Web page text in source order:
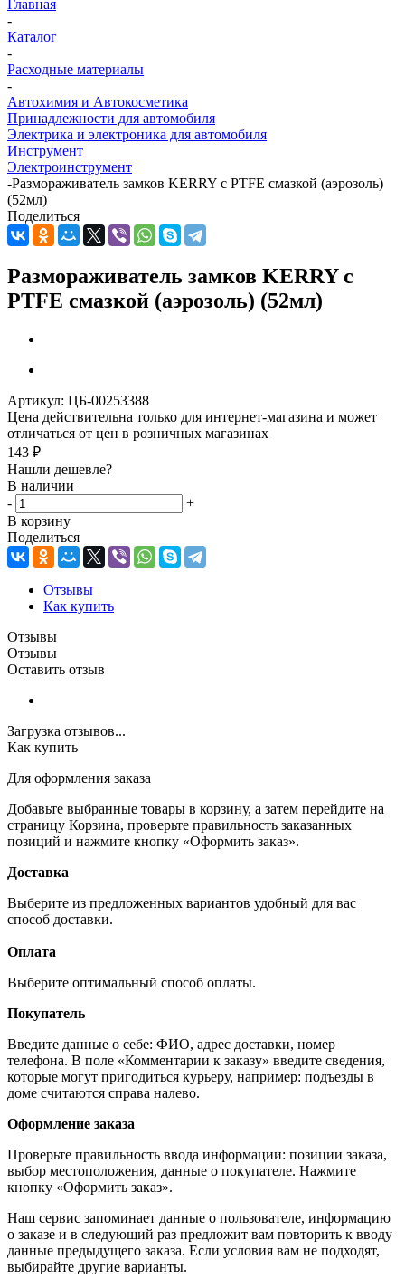
Главная
-
Каталог
-
Расходные материалы
-
Автохимия и Автокосметика
Принадлежности для автомобиля
Электрика и электроника для автомобиля
Инструмент
Электроинструмент
-Размораживатель замков KERRY с PTFE смазкой (аэрозоль)
(52мл)
Поделиться
Размораживатель замков KERRY с
PTFE смазкой (аэрозоль) (52мл)
Артикул: ЦБ-00253388
Цена действительна только для интернет-магазина и может
отличаться от цен в розничных магазинах
143 ₽
Нашли дешевле?
В наличии
-
+
В корзину
Поделиться
Отзывы
Как купить
Отзывы
Отзывы
Оставить отзыв
Загрузка отзывов...
Как купить
Для оформления заказа
Добавьте выбранные товары в корзину, а затем перейдите на
страницу Корзина, проверьте правильность заказанных
позиций и нажмите кнопку «Оформить заказ».
Доставка
Выберите из предложенных вариантов удобный для вас
способ доставки.
Оплата
Выберите оптимальный способ оплаты.
Покупатель
Введите данные о себе: ФИО, адрес доставки, номер
телефона. В поле «Комментарии к заказу» введите сведения,
которые могут пригодиться курьеру, например: подъезды в
доме считаются справа налево.
Оформление заказа
Проверьте правильность ввода информации: позиции заказа,
выбор местоположения, данные о покупателе. Нажмите
кнопку «Оформить заказ».
Наш сервис запоминает данные о пользователе, информацию
о заказе и в следующий раз предложит вам повторить к вводу
данные предыдущего заказа. Если условия вам не подходят,
выбирайте другие варианты.